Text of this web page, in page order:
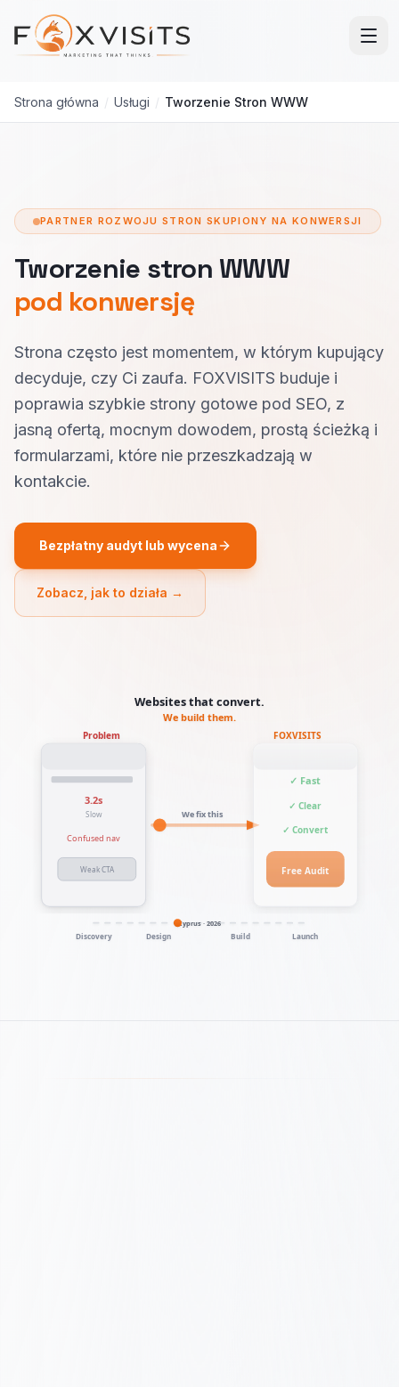
Przejdź do treści głównej
Strona główna / Usługi / Tworzenie Stron WWW
PARTNER ROZWOJU STRON SKUPIONY NA KONWERSJI
Tworzenie stron WWW
pod konwersję
Strona często jest momentem, w którym kupujący
decyduje, czy Ci zaufa. FOXVISITS buduje i
poprawia szybkie strony gotowe pod SEO, z
jasną ofertą, mocnym dowodem, prostą ścieżką i
formularzami, które nie przeszkadzają w
kontakcie.
Bezpłatny audyt lub wycena
Zobacz, jak to działa →
Websites that convert.
We build them.
Problem
3.2s
Slow
Confused nav
Weak CTA
We fix this
FOXVISITS
✓ Fast
✓ Clear
✓ Convert
Free Audit
Discovery Design Build Launch
Cyprus · 2026